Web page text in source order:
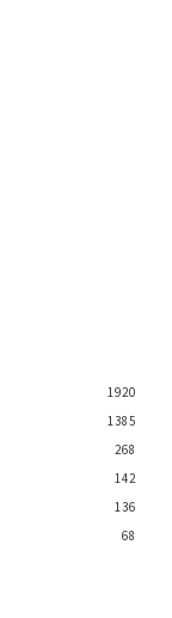
1920
1385
268
142
136
68